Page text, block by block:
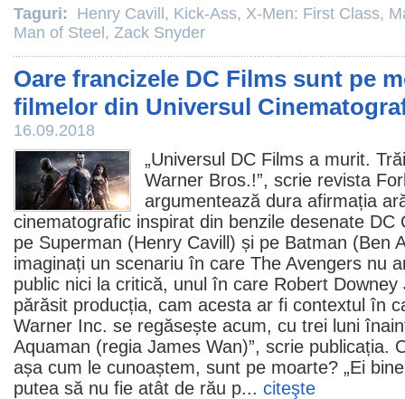
Taguri: Henry Cavill , Kick-Ass, X-Men: First Class,
Man of Steel , Zack Snyder
Oare francizele DC Films sunt pe
filmelor din Universul
16.09.2018
„Universul DC Films a murit.
Warner Bros.!”, scrie revista
argumentează dura afirmația
cinematografic inspirat din benzile desenate DC
pe Superman (Henry Cavill ) și pe Batman (Ben
imaginați un scenariu în care The Avengers nu
public nici la critică, unul în care Robert
părăsit producția, cam acesta ar fi contextul în
Warner Inc. se regăsește acum, cu trei luni
Aquaman (regia James Wan)”, scrie publicația.
așa cum le cunoaștem, sunt pe moarte? „Ei
putea să nu fie atât de rău p... citeşte